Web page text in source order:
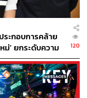
จำกอง THE STANDARD
ะกอบการคล้าย
ม่’ ยกระดับความ
120